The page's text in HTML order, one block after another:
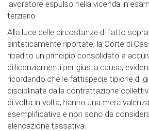
lavoratore espulso nella vicenda in
terziario.
Alla luce delle circostanze di fatto sopra
sinteticamente riportate, la Corte di
ribadito un principio consolidato e
di licenziamenti per giusta causa,
ricordando che le fattispecie tipiche di
disciplinate dalla contrattazione
di volta in volta, hanno una mera valenza
esemplificativa e non sono da
elencazione tassativa.